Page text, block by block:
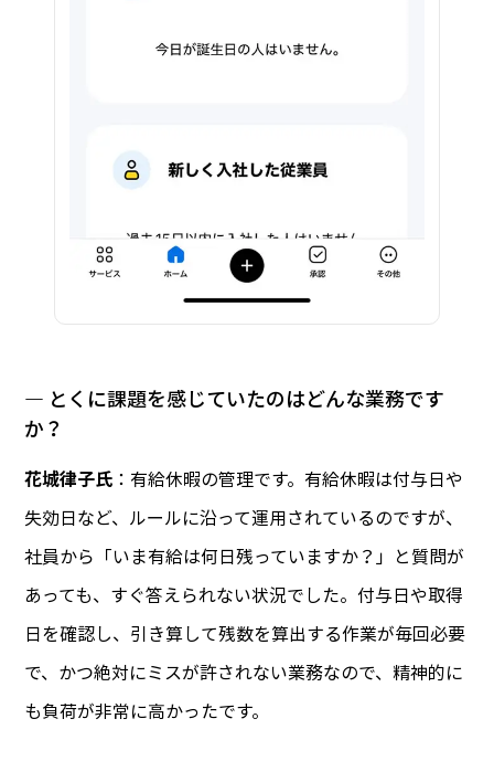
― とくに課題を感じていたのはどんな業務です
か？
花城律子氏 ：有給休暇の管理です。有給休暇は付与日や
失効日など、ルールに沿って運用されているのですが、
社員から「いま有給は何日残っていますか？」と質問が
あっても、すぐ答えられない状況でした。付与日や取得
日を確認し、引き算して残数を算出する作業が毎回必要
で、かつ絶対にミスが許されない業務なので、精神的に
も負荷が非常に高かったです。